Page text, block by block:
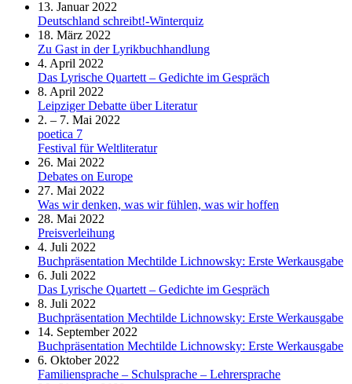
13. Januar 2022
Deutschland schreibt!-Winterquiz
18. März 2022
Zu Gast in der Lyrikbuchhandlung
4. April 2022
Das Lyrische Quartett – Gedichte im Gespräch
8. April 2022
Leipziger Debatte über Literatur
2. – 7. Mai 2022
poetica 7
Festival für Weltliteratur
26. Mai 2022
Debates on Europe
27. Mai 2022
Was wir denken, was wir fühlen, was wir hoffen
28. Mai 2022
Preisverleihung
4. Juli 2022
Buchpräsentation Mechtilde Lichnowsky: Erste Werkausgabe
6. Juli 2022
Das Lyrische Quartett – Gedichte im Gespräch
8. Juli 2022
Buchpräsentation Mechtilde Lichnowsky: Erste Werkausgabe
14. September 2022
Buchpräsentation Mechtilde Lichnowsky: Erste Werkausgabe
6. Oktober 2022
Familiensprache – Schulsprache – Lehrersprache